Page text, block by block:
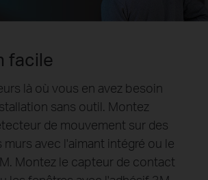
facile
là où vous en avez besoin
sans outil. Montez
de mouvement sur des
avec l'aimant intégré ou le
Montez le capteur de contact